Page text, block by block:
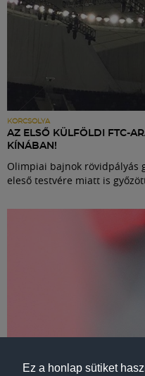
Ez a honlap sütiket
KORCSOLYA
AZ ELSŐ KÜLFÖLDI FTC-
KÍNÁBAN!
Olimpiai bajnok rövidpályás
eleső testvére miatt is